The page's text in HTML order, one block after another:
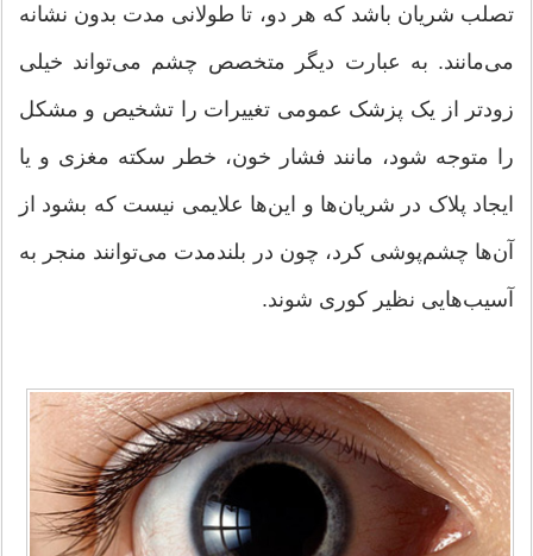
تصلب شریان باشد که هر دو، تا طولانی مدت بدون نشانه
می‌مانند. به عبارت دیگر متخصص چشم می‌تواند خیلی
زودتر از یک پزشک عمومی تغییرات را تشخیص و مشکل
را متوجه شود، مانند فشار خون، خطر سکته مغزی و یا
ایجاد پلاک در شریان‌ها و این‌ها علایمی نیست که بشود از
آن‌ها چشم‌پوشی کرد، چون در بلندمدت می‌توانند منجر به
آسیب‌هایی نظیر کوری شوند.